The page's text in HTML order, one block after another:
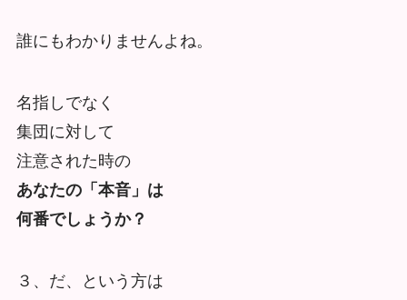
誰にもわかりませんよね。
名指しでなく
集団に対して
注意された時の
あなたの「本音」は
何番でしょうか？
３、だ、という方は